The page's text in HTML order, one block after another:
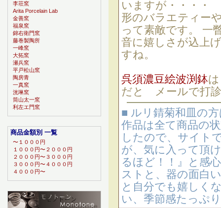
いますが・・・・
形のバラエティー
って素敵です。
音に嬉しさが込上
すね。
呉須濃豆絵波渕鉢
だと メールで打
■ ルリ錆菊和皿の
作品は全て商品の
したので、サイト
が、気に入って頂
るほど！！』と感
ストと、器の面白
と自分でも嬉しく
い、季節感たっぷ
李荘窯
Arita Porcelain Lab
金善窯
福泉窯
錦右衛門窯
藤巻製陶所
一峰窯
大拓窯
瀬兵窯
平戸松山窯
陶房青
一真窯
洸琳窯
筒山太一窯
利左エ門窯
商品金額別 一覧
〜１０００円
１０００円〜２０００円
２０００円〜３０００円
３０００円〜４０００円
４０００円〜